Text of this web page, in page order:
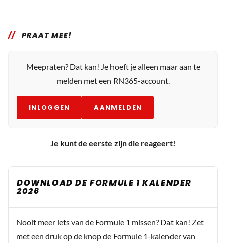
PRAAT MEE!
Meepraten? Dat kan! Je hoeft je alleen maar aan te
melden met een RN365-account.
INLOGGEN AANMELDEN
Je kunt de eerste zijn die reageert!
DOWNLOAD DE FORMULE 1 KALENDER
2026
Nooit meer iets van de Formule 1 missen? Dat kan! Zet
met een druk op de knop de Formule 1-kalender van